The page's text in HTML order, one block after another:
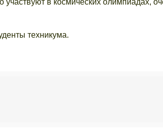
в космических олимпиадах,
техникума.